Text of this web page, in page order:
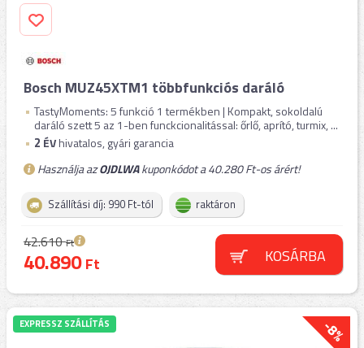
Bosch MUZ45XTM1 többfunkciós daráló
TastyMoments: 5 funkció 1 termékben | Kompakt, sokoldalú
daráló szett 5 az 1-ben funckcionalitással: őrlő, aprító, turmix, ...
2 ÉVhivatalos, gyári garancia
Használja azOJDLWAkuponkódot a 40.280 Ft-os árért!
Szállítási díj: 990 Ft-tól raktáron
42.610Ft
40.890Ft KOSÁRBA
-8%
EXPRESSZ SZÁLLÍTÁS